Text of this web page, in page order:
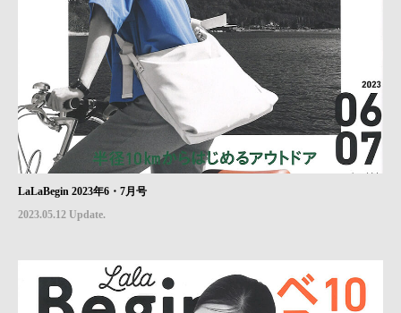
LaLaBegin 2023年6・7月号
2023.05.12 Update.